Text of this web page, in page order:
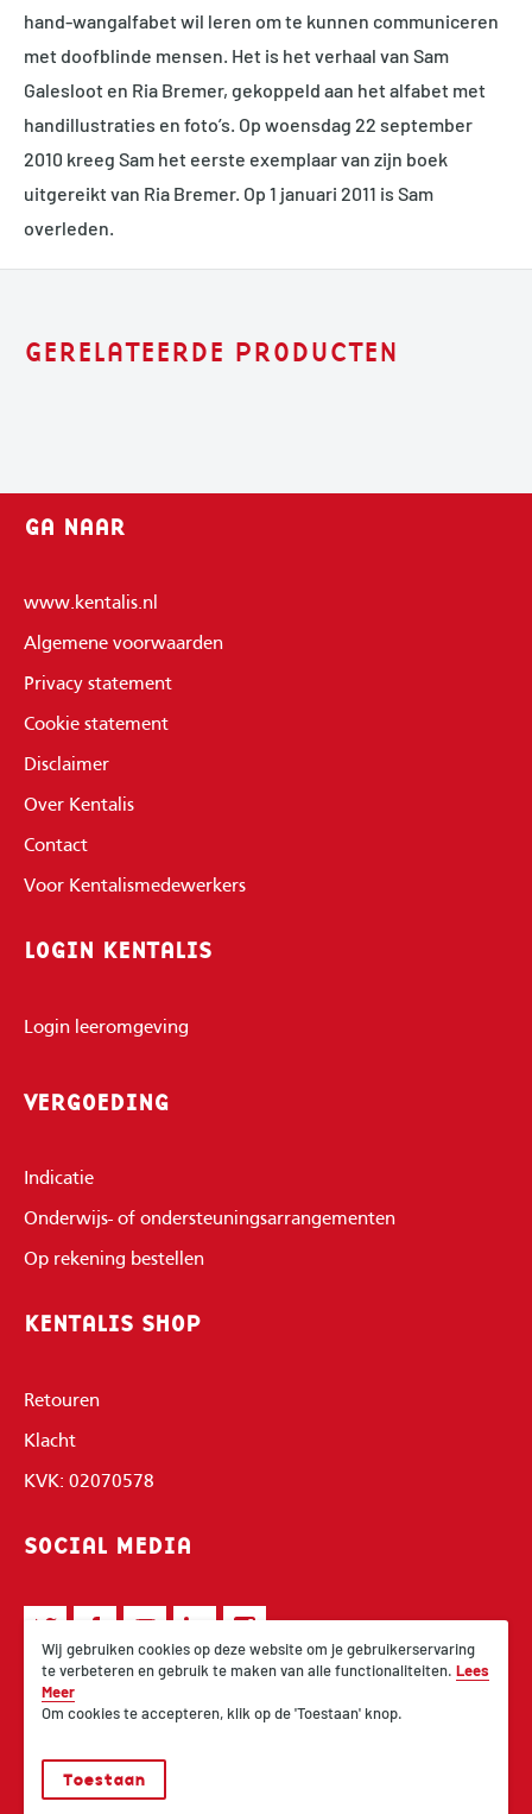
hand-wangalfabet wil leren om te kunnen communiceren
met doofblinde mensen. Het is het verhaal van Sam
Galesloot en Ria Bremer, gekoppeld aan het alfabet met
handillustraties en foto’s. Op woensdag 22 september
2010 kreeg Sam het eerste exemplaar van zijn boek
uitgereikt van Ria Bremer. Op 1 januari 2011 is Sam
overleden.
GERELATEERDE PRODUCTEN
GA NAAR
www.kentalis.nl
Algemene voorwaarden
Privacy statement
Cookie statement
Disclaimer
Over Kentalis
Contact
Voor Kentalismedewerkers
LOGIN KENTALIS
Login leeromgeving
VERGOEDING
Indicatie
Onderwijs- of ondersteuningsarrangementen
Op rekening bestellen
KENTALIS SHOP
Retouren
Klacht
KVK: 02070578
SOCIAL MEDIA
© 2026 Kentalis
Wij gebruiken cookies op deze website om je gebruikerservaring
te verbeteren en gebruik te maken van alle functionaliteiten. Lees
Meer
Om cookies te accepteren, klik op de 'Toestaan' knop.
Toestaan